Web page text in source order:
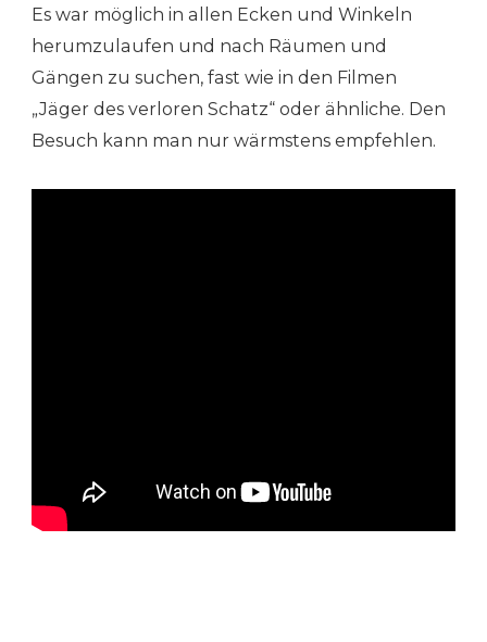
Es war möglich in allen Ecken und Winkeln
herumzulaufen und nach Räumen und
Gängen zu suchen, fast wie in den Filmen
„Jäger des verloren Schatz“ oder ähnliche. Den
Besuch kann man nur wärmstens empfehlen.